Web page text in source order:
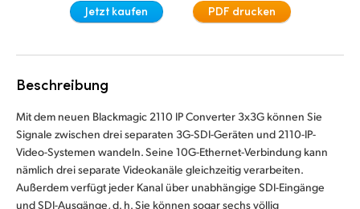
Denmark
France
Germany
Hong Kong SAR, China
Jetzt kaufen PDF drucken
Beschreibung
Mit dem neuen Blackmagic 2110 IP Converter 3x3G können Sie
Signale zwischen drei separaten 3G-SDI-Geräten und 2110-IP-
Video-Systemen wandeln. Seine 10G-Ethernet-Verbindung kann
nämlich drei separate Videokanäle gleichzeitig verarbeiten.
Außerdem verfügt jeder Kanal über unabhängige SDI-Eingänge
und SDI-Ausgänge, d. h. Sie können sogar sechs völlig